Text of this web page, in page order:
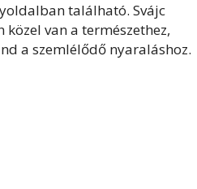
található. Svájc
van a természethez,
a szemlélődő nyaraláshoz.